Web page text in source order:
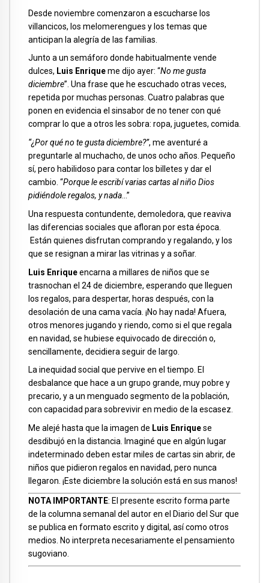
Desde noviembre comenzaron a escucharse los
villancicos, los melomerengues y los temas que
anticipan la alegría de las familias.
Junto a un semáforo donde habitualmente vende
dulces, Luis Enriqueme dijo ayer: “No me gusta
diciembre”. Una frase que he escuchado otras veces,
repetida por muchas personas. Cuatro palabras que
ponen en evidencia el sinsabor de no tener con qué
comprar lo que a otros les sobra: ropa, juguetes, comida.
“¿Por qué no te gusta diciembre?”, me aventuré a
preguntarle al muchacho, de unos ocho años. Pequeño
sí, pero habilidoso para contar los billetes y dar el
cambio. “Porque le escribí varias cartas al niño Dios
pidiéndole regalos, y nada …”
Una respuesta contundente, demoledora, que reaviva
las diferencias sociales que afloran por esta época.
Están quienes disfrutan comprando y regalando, y los
que se resignan a mirar las vitrinas y a soñar.
Luis Enriqueencarna a millares de niños que se
trasnochan el 24 de diciembre, esperando que lleguen
los regalos, para despertar, horas después, con la
desolación de una cama vacía. ¡No hay nada! Afuera,
otros menores jugando y riendo, como si el que regala
en navidad, se hubiese equivocado de dirección o,
sencillamente, decidiera seguir de largo.
La inequidad social que pervive en el tiempo. El
desbalance que hace a un grupo grande, muy pobre y
precario, y a un menguado segmento de la población,
con capacidad para sobrevivir en medio de la escasez.
Me alejé hasta que la imagen de Luis Enriquese
desdibujó en la distancia. Imaginé que en algún lugar
indeterminado deben estar miles de cartas sin abrir, de
niños que pidieron regalos en navidad, pero nunca
llegaron. ¡Este diciembre la solución está en sus manos!
NOTA IMPORTANTE: El presente escrito forma parte
de la columna semanal del autor en el Diario del Sur que
se publica en formato escrito y digital, así como otros
medios. No interpreta necesariamente el pensamiento
sugoviano.